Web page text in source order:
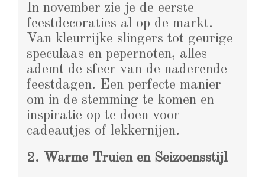
In november zie je de eerste
feestdecoraties al op de markt.
Van kleurrijke slingers tot geurige
speculaas en pepernoten, alles
ademt de sfeer van de naderende
feestdagen. Een perfecte manier
om in de stemming te komen en
inspiratie op te doen voor
cadeautjes of lekkernijen.
2. Warme Truien en Seizoensstijl